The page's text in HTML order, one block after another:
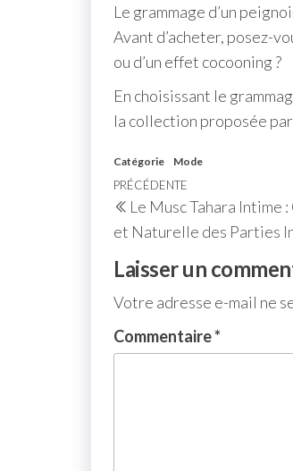
Le grammage d’un
Avant d’acheter, posez-
ou d’un effet cocooning ?
En choisissant le
la collection proposée par
Catégorie Mode
PRÉCÉDENTE
Le Musc Tahara Intime
et Naturelle des Parties
Laisser un
Votre adresse e-mail ne
Commentaire*